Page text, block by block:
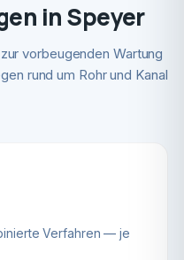
in Speyer
vorbeugenden Wartung
rund um Rohr und Kanal
Verfahren — je